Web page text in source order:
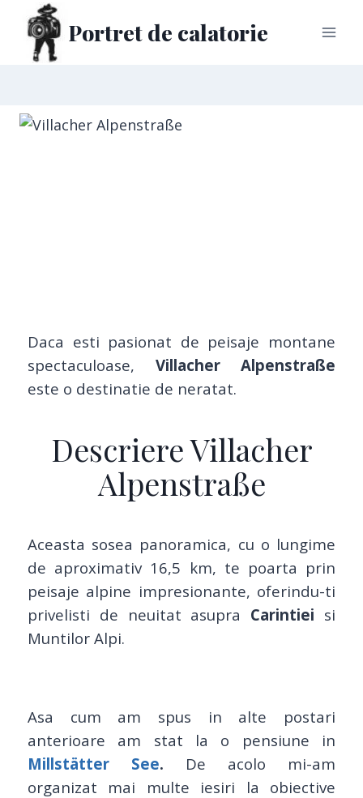
Portret de calatorie
Daca esti pasionat de peisaje montane
spectaculoase, Villacher Alpenstraße
este o destinatie de neratat.
Descriere Villacher
Alpenstraße
Aceasta sosea panoramica, cu o lungime
de aproximativ 16,5 km, te poarta prin
peisaje alpine impresionante, oferindu-ti
privelisti de neuitat asupra Carintiei si
Muntilor Alpi.
Asa cum am spus in alte postari
anterioare am stat la o pensiune in
Millstätter See. De acolo mi-am
organizat mai multe iesiri la obiective